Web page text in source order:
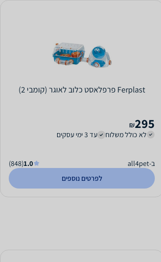
Ferplast פרפלאסט כלוב לאוגר (קומבי 2)
295
₪
לא כולל משלוח
עד 3 ימי עסקים
ב-all4pet 1.0
(848)
לפרטים נוספים